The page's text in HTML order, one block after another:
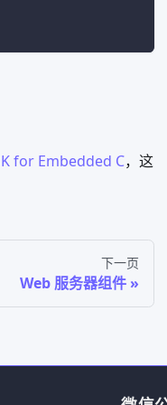
for Embedded C，这
下一页
Web 服务器组件